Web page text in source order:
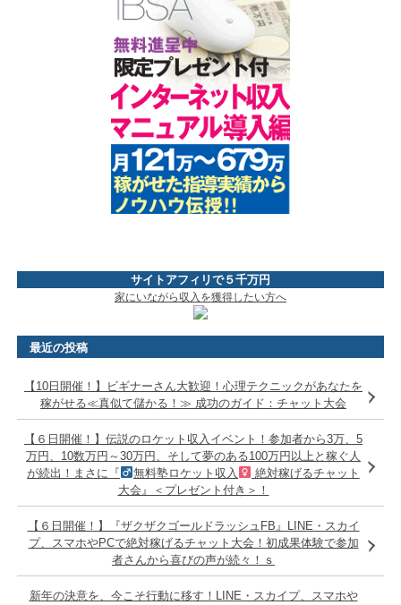
サイトアフィリで５千万円
家にいながら収入を獲得したい方へ
最近の投稿
【10日開催！】ビギナーさん大歓迎！心理テクニックがあなたを
稼がせる≪真似て儲かる！≫ 成功のガイド：チャット大会
【６日開催！】伝説のロケット収入イベント！参加者から3万、5
万円、10数万円～30万円、そして夢のある100万円以上と稼ぐ人
が続出！まさに『
無料塾ロケット収入
絶対稼げるチャット
大会』＜プレゼント付き＞！
【６日開催！】『ザクザクゴールドラッシュFB』LINE・スカイ
プ、スマホやPCで絶対稼げるチャット大会！初成果体験で参加
者さんから喜びの声が続々！ｓ
新年の決意を、今こそ行動に移す！LINE・スカイプ、スマホや